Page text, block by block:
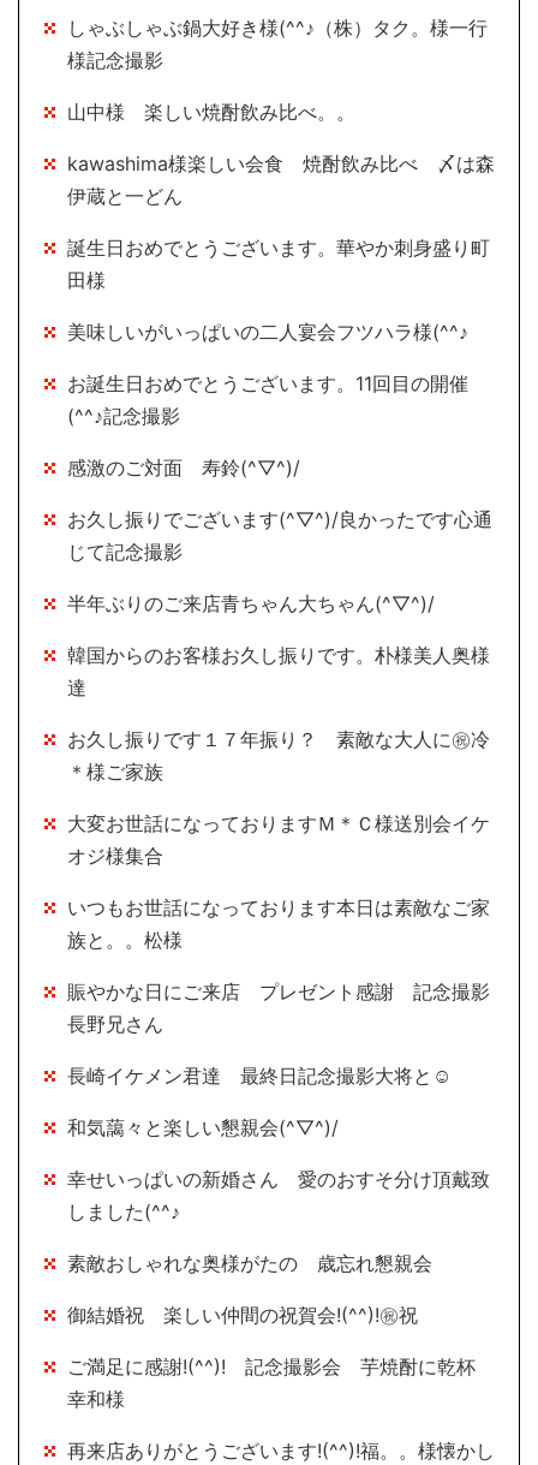
しゃぶしゃぶ鍋大好き様(^^♪（株）タク。様一行
様記念撮影
山中様 楽しい焼酎飲み比べ。。
kawashima様楽しい会食 焼酎飲み比べ 〆は森
伊蔵と一どん
誕生日おめでとうございます。華やか刺身盛り町
田様
美味しいがいっぱいの二人宴会フツハラ様(^^♪
お誕生日おめでとうございます。11回目の開催
(^^♪記念撮影
感激のご対面 寿鈴(^▽^)/
お久し振りでございます(^▽^)/良かったです心通
じて記念撮影
半年ぶりのご来店青ちゃん大ちゃん(^▽^)/
韓国からのお客様お久し振りです。朴様美人奥様
達
お久し振りです１７年振り？ 素敵な大人に㊗冷
＊様ご家族
大変お世話になっておりますＭ＊Ｃ様送別会イケ
オジ様集合
いつもお世話になっております本日は素敵なご家
族と。。松様
賑やかな日にご来店 プレゼント感謝 記念撮影
長野兄さん
長崎イケメン君達 最終日記念撮影大将と☺
和気藹々と楽しい懇親会(^▽^)/
幸せいっぱいの新婚さん 愛のおすそ分け頂戴致
しました(^^♪
素敵おしゃれな奥様がたの 歳忘れ懇親会
御結婚祝 楽しい仲間の祝賀会!(^^)!㊗祝
ご満足に感謝!(^^)! 記念撮影会 芋焼酎に乾杯
幸和様
再来店ありがとうございます!(^^)!福。。様懐かし